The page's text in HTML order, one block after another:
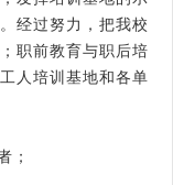
经过努力，把我校
职前教育与职后培
人培训基地和各单
；